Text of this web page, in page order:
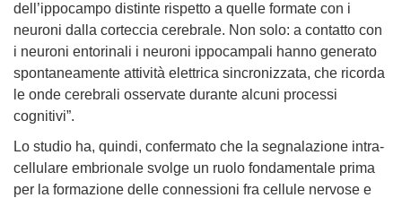
dell’ippocampo distinte rispetto a quelle formate con i
neuroni dalla corteccia cerebrale. Non solo: a contatto con
i neuroni entorinali i neuroni ippocampali hanno generato
spontaneamente attività elettrica sincronizzata, che ricorda
le onde cerebrali osservate durante alcuni processi
cognitivi”.
Lo studio ha, quindi, confermato che la segnalazione intra-
cellulare embrionale svolge un ruolo fondamentale prima
per la formazione delle connessioni fra cellule nervose e